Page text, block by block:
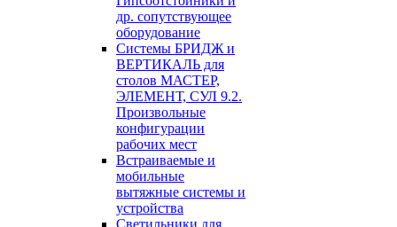
др. сопутствующее
оборудование
Системы БРИДЖ и
ВЕРТИКАЛЬ для
столов МАСТЕР,
ЭЛЕМЕНТ, СУЛ 9.2.
Произвольные
конфигурации
рабочих мест
Встраиваемые и
мобильные
вытяжные системы и
устройства
Светильники для